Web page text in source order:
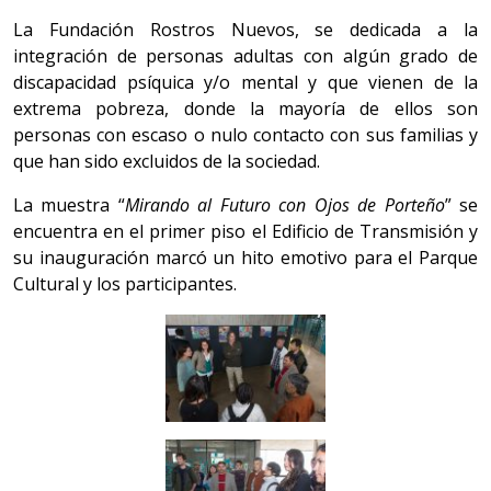
La Fundación Rostros Nuevos, se dedicada a la
integración de personas adultas con algún grado de
discapacidad psíquica y/o mental y que vienen de la
extrema pobreza, donde la mayoría de ellos son
personas con escaso o nulo contacto con sus familias y
que han sido excluidos de la sociedad.
La muestra “Mirando al Futuro con Ojos de Porteño” se
encuentra en el primer piso el Edificio de Transmisión y
su inauguración marcó un hito emotivo para el Parque
Cultural y los participantes.